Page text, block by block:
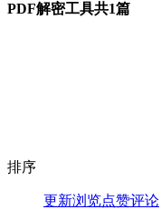
PDF解密工具共1篇
排序
更新浏览点赞评论